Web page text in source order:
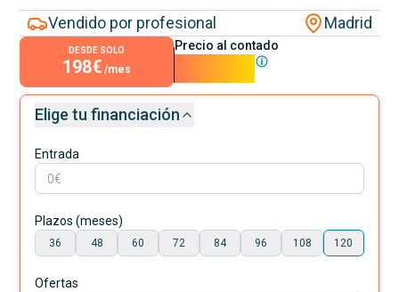
Vendido por profesional
Madrid
DESDE SOLO
198€ /mes
Precio al contado
Elige tu financiación
Entrada
Plazos (meses)
36 48 60 72 84 96 108 120
Ofertas